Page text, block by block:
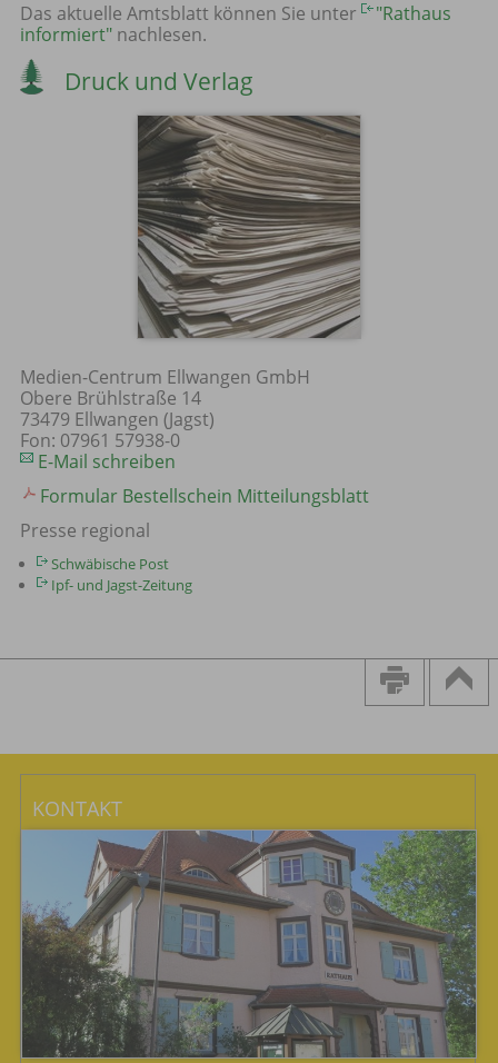
Das aktuelle Amtsblatt können Sie unter
"Rathaus
informiert"nachlesen.
Druck und Verlag
Medien-Centrum Ellwangen GmbH
Obere Brühlstraße 14
73479 Ellwangen (Jagst)
Fon: 07961 57938-0
E-Mail schreiben
Formular Bestellschein Mitteilungsblatt
Presse regional
Schwäbische Post
Ipf- und Jagst-Zeitung
KONTAKT